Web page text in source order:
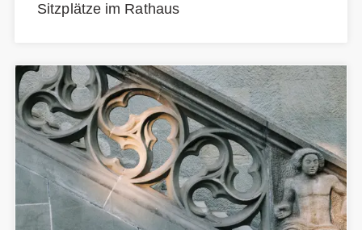
Sitzplätze im Rathaus